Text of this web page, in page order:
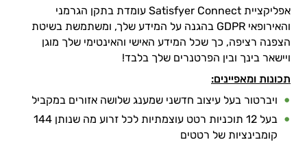
אפליקציית Satisfyer Connect עומדת בתקן הגרמני
והאירופאי GDPR בהגנה על המידע שלך, ומשתמשת בשיטת
הצפנה רציפה, כך שכל המידע האישי והאינטימי שלך מוגן
ויישאר בינך ובין הפרטנרים שלך בלבד!
תכונות ומאפיינים:
ויברטור בעל עיצוב חדשני שמענג שלושה אזורים במקביל
בעל 12 תוכניות רטט עוצמתיות לכל זרוע מה שנותן 144
קומבינציות של רטטים